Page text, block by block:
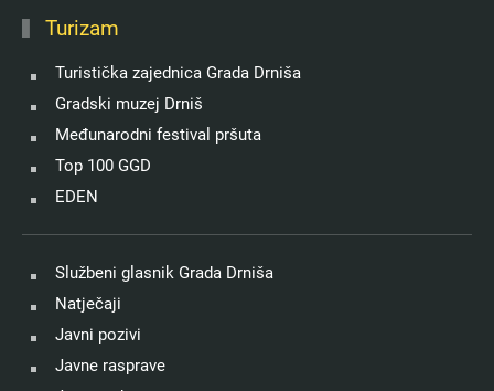
Turizam
Turistička zajednica Grada Drniša
Gradski muzej Drniš
Međunarodni festival pršuta
Top 100 GGD
EDEN
Službeni glasnik Grada Drniša
Natječaji
Javni pozivi
Javne rasprave